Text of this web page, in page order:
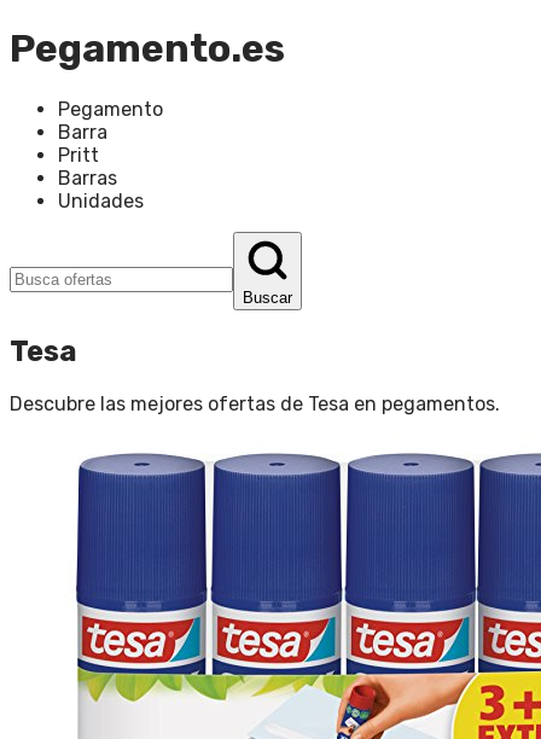
Pegamento.es
Pegamento
Barra
Pritt
Barras
Unidades
Buscar
Tesa
Descubre las mejores ofertas de Tesa en pegamentos.